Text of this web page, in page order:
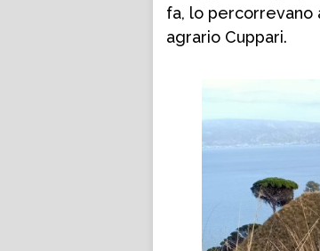
fa, lo percorrevano
agrario Cuppari.